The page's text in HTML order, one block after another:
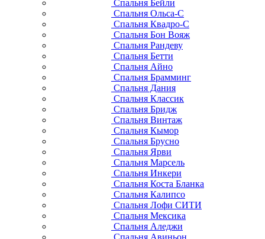
Спальня Бейли
Спальня Ольса-С
Спальня Квадро-С
Спальня Бон Вояж
Спальня Рандеву
Спальня Бетти
Спальня Айно
Спальня Брамминг
Спальня Дания
Спальня Классик
Спальня Бридж
Спальня Винтаж
Спальня Кымор
Спальня Брусно
Спальня Ярви
Спальня Марсель
Спальня Инкери
Спальня Коста Бланка
Спальня Калипсо
Спальня Лофи СИТИ
Спальня Мексика
Спальня Аледжи
Спальня Авиньон